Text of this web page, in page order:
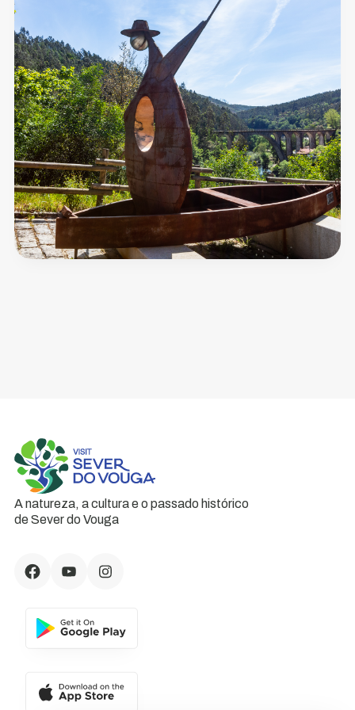
A natureza, a cultura e o passado histórico
de Sever do Vouga